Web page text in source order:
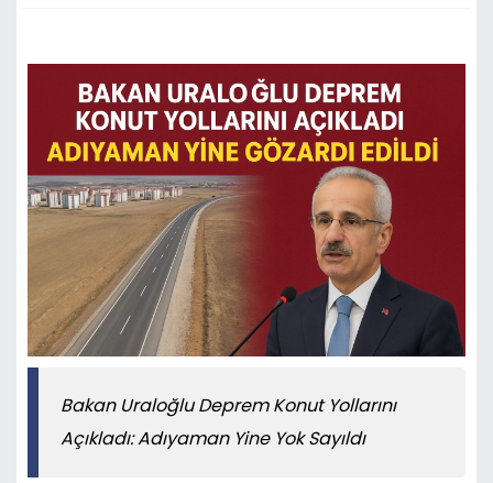
Bakan Uraloğlu Deprem Konut Yollarını
Açıkladı: Adıyaman Yine Yok Sayıldı